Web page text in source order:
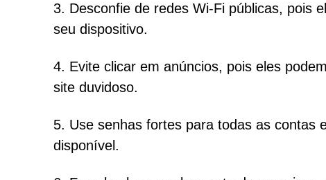
3. Desconfie de redes Wi-Fi públicas, pois
seu dispositivo.
4. Evite clicar em anúncios, pois eles
site duvidoso.
5. Use senhas fortes para todas as contas
disponível.